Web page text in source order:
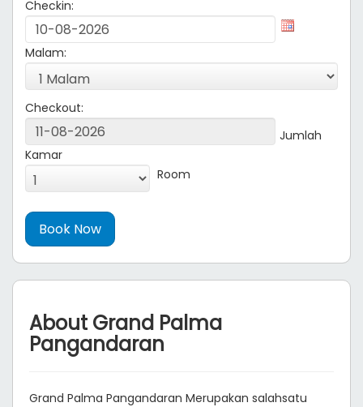
Checkin:
Malam:
Checkout:
Jumlah
Kamar
Room
About Grand Palma
Pangandaran
Grand Palma Pangandaran Merupakan salahsatu